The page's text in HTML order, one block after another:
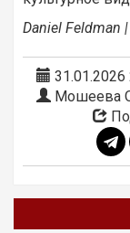
Daniel Feldman |
31.01.2026
Мошеева